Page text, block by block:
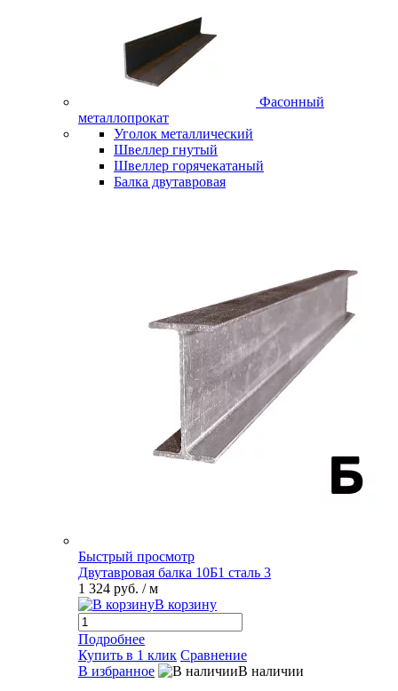
Фасонный
металлопрокат
Уголок металлический
Швеллер гнутый
Швеллер горячекатаный
Балка двутавровая
Быстрый просмотр
Двутавровая балка 10Б1 сталь 3
1 324 руб. / м
В корзину
Подробнее
Купить в 1 клик Сравнение
В избранное
В наличии